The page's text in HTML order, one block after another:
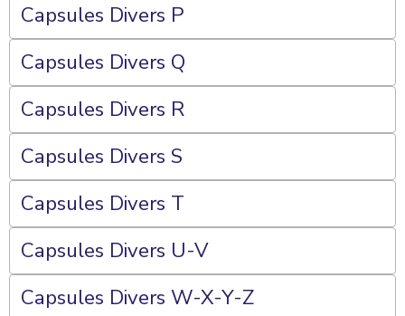
Capsules Divers P
Capsules Divers Q
Capsules Divers R
Capsules Divers S
Capsules Divers T
Capsules Divers U-V
Capsules Divers W-X-Y-Z